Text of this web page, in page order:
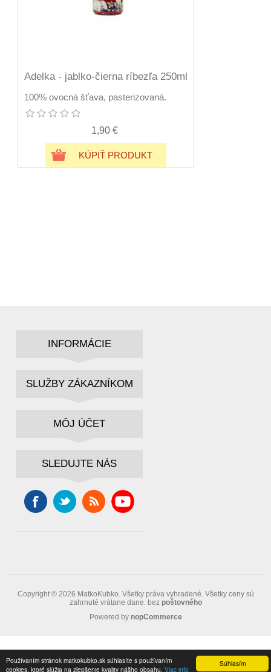
Súhlasím
Používaním stránok matkokubko.sk súhlasíte s používaním
cookies, ktoré slúžia na zlepšenie kvality nášho obsahu. Viac info
Adelka - jablko-čierna ríbezľa 250ml
100% ovocná šťava, pasterizovaná.
1,90 €
KÚPIŤ PRODUKT
INFORMÁCIE
SLUŽBY ZÁKAZNÍKOM
MÔJ ÚČET
SLEDUJTE NÁS
Copyright © 2026 MatkoKubko. Všetky práva vyhradené. Všetky ceny sú
zahrnuté vrátane dane. bez poštovného
Powered by nopCommerce